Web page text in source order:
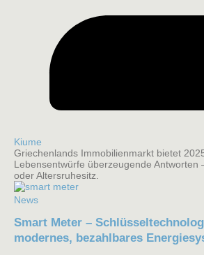
Kiume
Griechenlands Immobilienmarkt bietet
Lebensentwürfe überzeugende Antworten
oder Altersruhesitz.
News
Smart Meter –
modernes, bezahlbares